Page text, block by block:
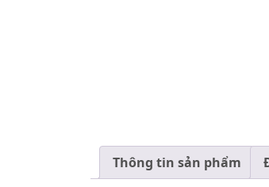
Thông tin sản phẩm